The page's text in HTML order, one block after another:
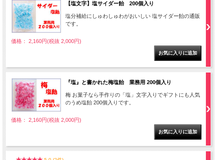
【塩文字】塩サイダー飴 200個入り
塩分補給にしゅわしゅわがおいしい 塩サイダー飴の通販
です。
価格： 2,160円(税抜 2,000円)
『塩』と書かれた梅塩飴 業務用 200個入り
梅 お菓子なら手作りの「塩」文字入りでギフトにも人気
のうめ塩飴 200個入りです。
価格： 2,160円(税抜 2,000円)